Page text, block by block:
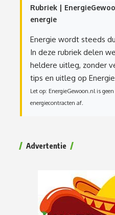
Rubriek |
energie
Energie wordt steeds
In deze rubriek delen
heldere uitleg, zonder
tips en uitleg op
Let op: EnergieGewoon.nl is
energiecontracten af.
Advertentie